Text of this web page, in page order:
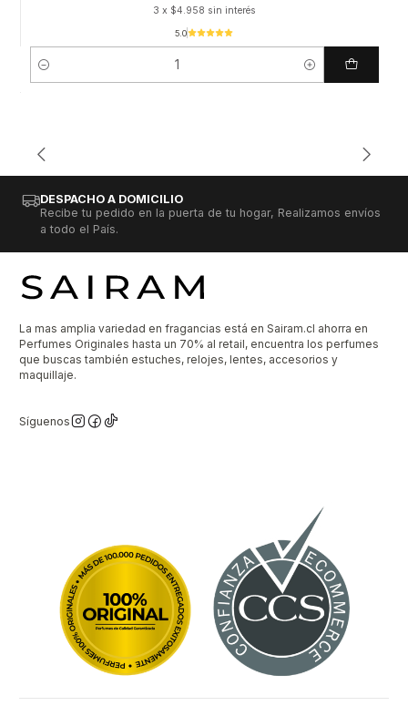
3 x $4.958 sin interés
5.0
Cantidad
DESPACHO A DOMICILIO
Recibe tu pedido en la puerta de tu hogar, Realizamos envíos
a todo el País.
La mas amplia variedad en fragancias está en Sairam.cl ahorra en
Perfumes Originales hasta un 70% al retail, encuentra los perfumes
que buscas también estuches, relojes, lentes, accesorios y
maquillaje.
Síguenos